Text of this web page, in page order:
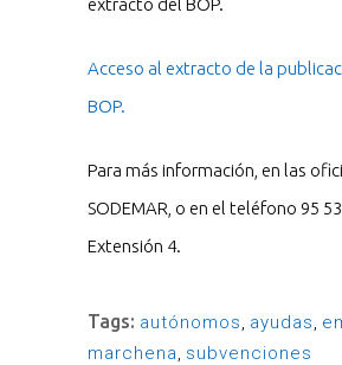
Acceso al extracto de la
BOP.
Para más información, en las
SODEMAR, o en el teléfono 95
Extensión 4.
Tags: autónomos, ayudas,
marchena, subvenciones